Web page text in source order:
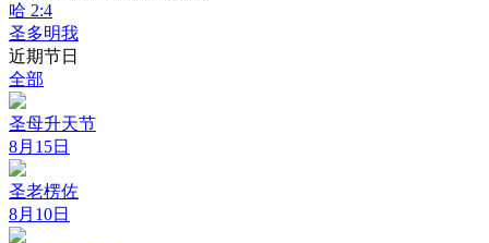
哈 2:4
圣多明我
近期节日
全部
圣母升天节
8月15日
圣老楞佐
8月10日